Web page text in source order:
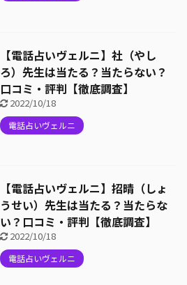
【電話占いヴェルニ】社（やし
ろ）先生は当たる？当たらない？
口コミ・評判【徹底調査】
2022/10/18
電話占いヴェルニ
【電話占いヴェルニ】招晴（しょ
うせい）先生は当たる？当たらな
い？口コミ・評判【徹底調査】
2022/10/18
電話占いヴェルニ